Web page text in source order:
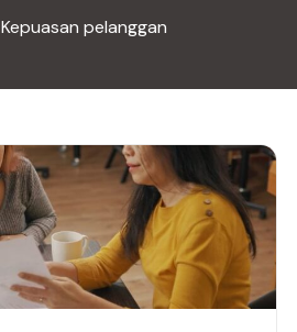
Kepuasan pelanggan